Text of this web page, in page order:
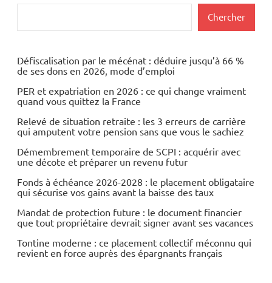
Chercher
Défiscalisation par le mécénat : déduire jusqu’à 66 %
de ses dons en 2026, mode d’emploi
PER et expatriation en 2026 : ce qui change vraiment
quand vous quittez la France
Relevé de situation retraite : les 3 erreurs de carrière
qui amputent votre pension sans que vous le sachiez
Démembrement temporaire de SCPI : acquérir avec
une décote et préparer un revenu futur
Fonds à échéance 2026-2028 : le placement obligataire
qui sécurise vos gains avant la baisse des taux
Mandat de protection future : le document financier
que tout propriétaire devrait signer avant ses vacances
Tontine moderne : ce placement collectif méconnu qui
revient en force auprès des épargnants français